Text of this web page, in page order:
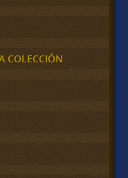
COLECCIÓN